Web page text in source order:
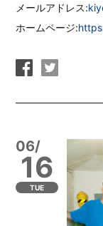
メールアドレス:
ホームページ:
06/
16
TUE